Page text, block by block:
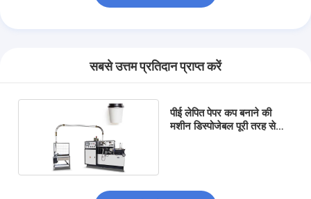
सबसे उत्तम प्रतिदान प्राप्त करें
पीई लेपित पेपर कप बनाने की
मशीन डिस्पोजेबल पूरी तरह से